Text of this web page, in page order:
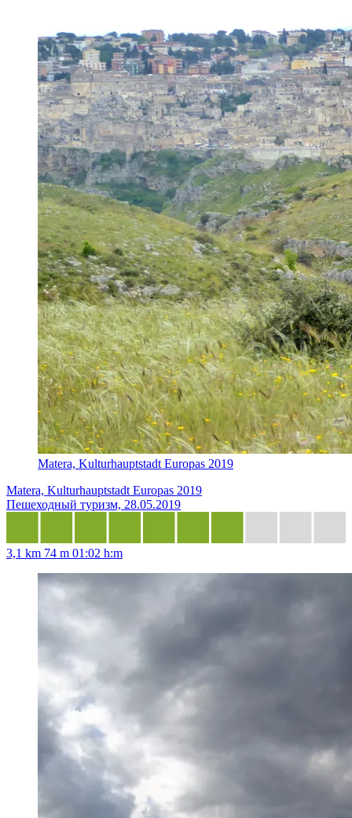
Matera, Kulturhauptstadt Europas 2019
Matera, Kulturhauptstadt Europas 2019
Пешеходный туризм, 28.05.2019
3,1 km 74 m 01:02 h:m